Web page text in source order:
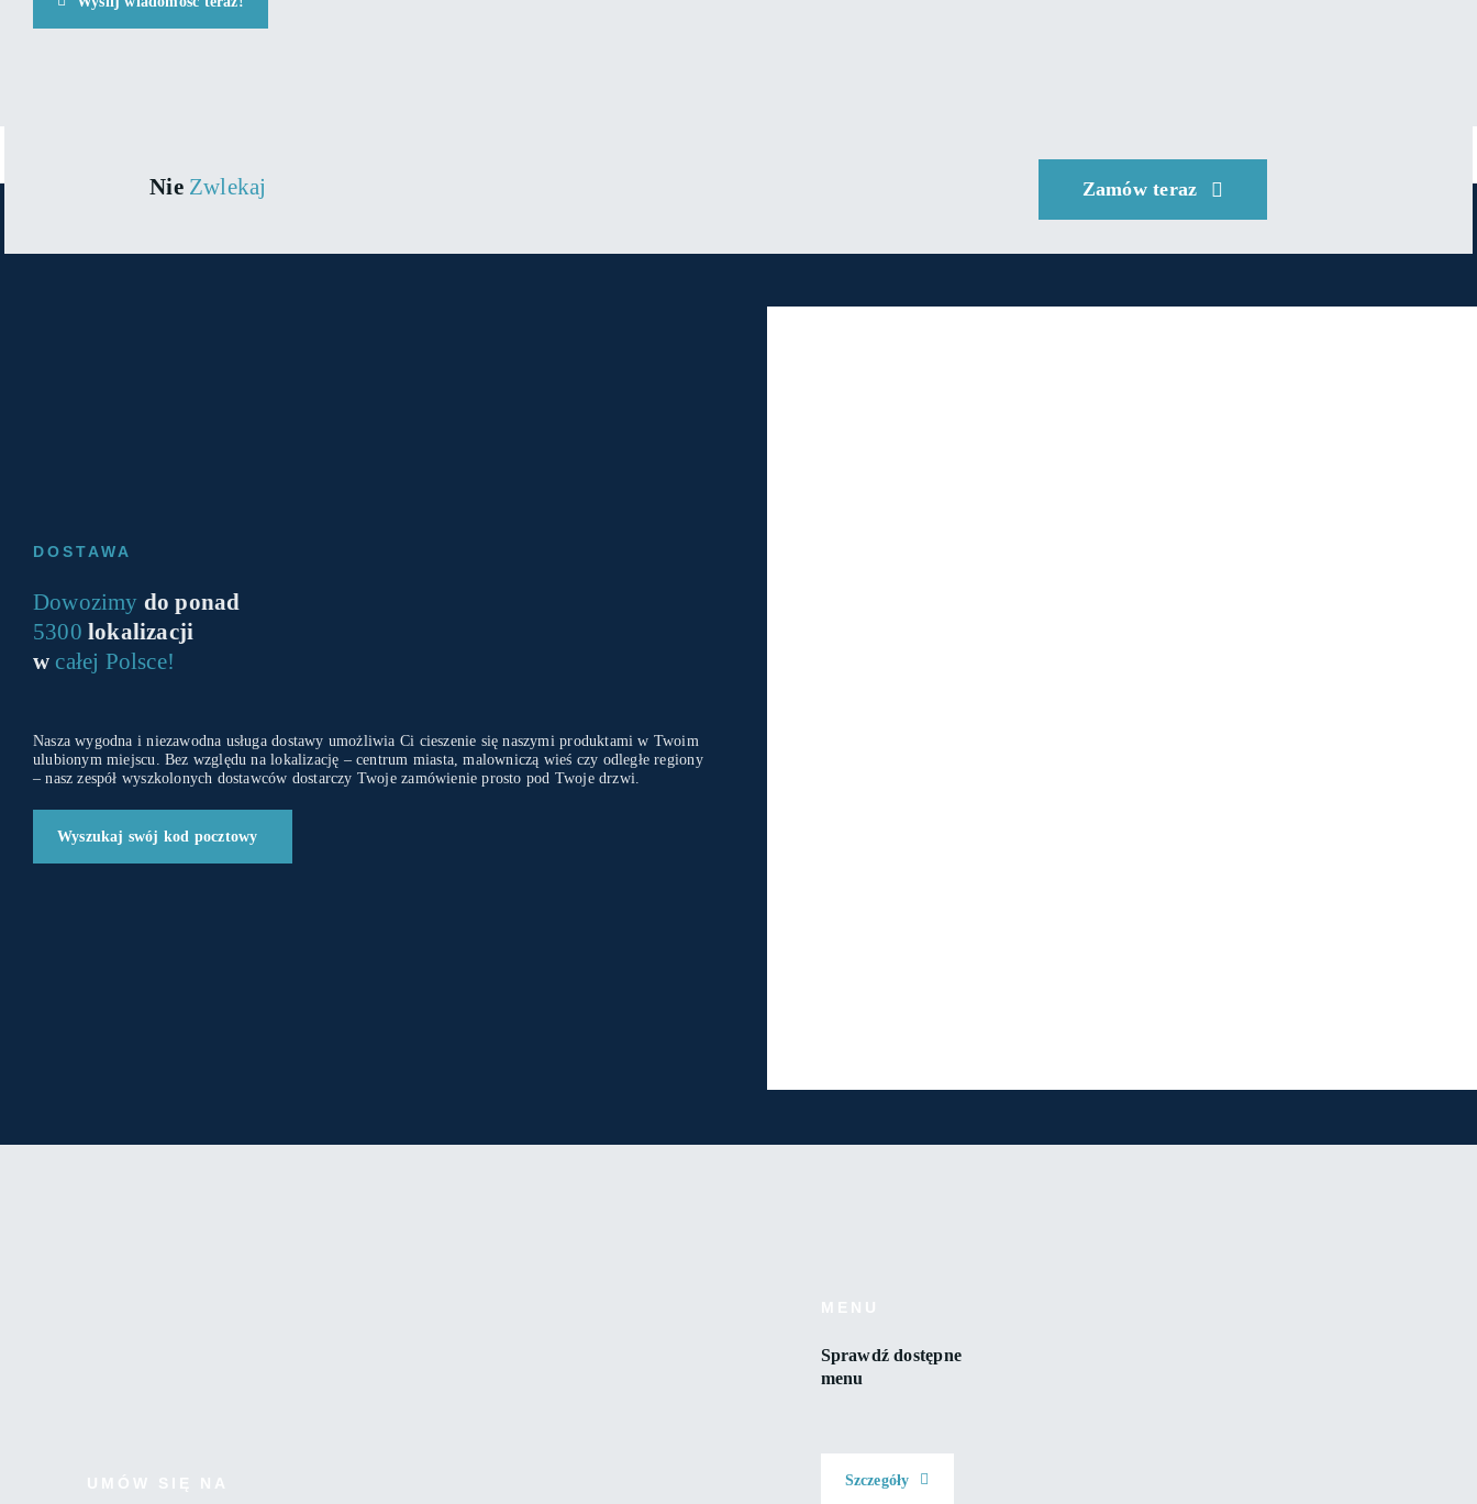
Nie Zwlekaj Zamów teraz
DOSTAWA
Dowozimy do ponad
5300 lokalizacji
w całej Polsce!
Nasza wygodna i niezawodna usługa dostawy umożliwia Ci cieszenie się naszymi produktami w Twoim
ulubionym miejscu. Bez względu na lokalizację – centrum miasta, malowniczą wieś czy odległe regiony
– nasz zespół wyszkolonych dostawców dostarczy Twoje zamówienie prosto pod Twoje drzwi.
Wyszukaj swój kod pocztowy
UMÓW SIĘ NA
MENU
Sprawdźdostępne
menu
Szczegóły